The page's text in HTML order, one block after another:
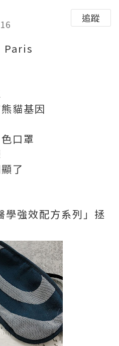
追蹤
Paris
貓基因
口罩
了
強效配方系列」拯